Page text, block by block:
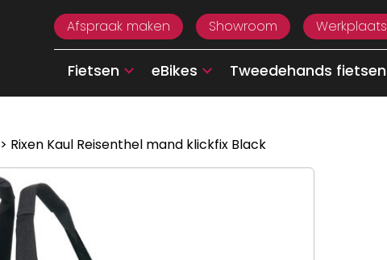
Afspraak maken
Showroom Werkplaats
Fietsen eBikes Tweedehands fietsen
> Rixen Kaul Reisenthel mand klickfix Black